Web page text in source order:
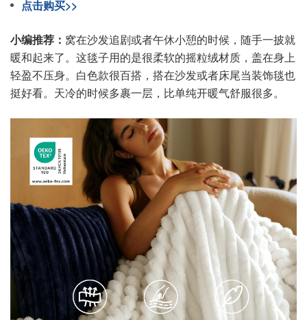
点击购买>>
小编推荐： 窝在沙发追剧或者午休小憩的时候，随手一披就
暖和起来了。这毯子用的是很柔软的摇粒绒材质，盖在身上
轻盈不压身。白色款很百搭，搭在沙发或者床尾当装饰毯也
挺好看。天冷的时候多裹一层，比单纯开暖气舒服很多。